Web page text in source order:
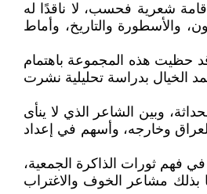
قُرئ بوصفه قامة شعرية فحسب، لا ناقدًا له
تقاطعات العقل والجنون، والأسطورة والتاريخ، وأماط
والحرقة معًا. وقد حظيت هذه المجموعة باهتمام
الخيال بدراسة تحليلية نشرت
وبين الشاعر الذي لا ينأى
وخارجه، وأسهم في إعداد
القضية الحسينية" (قم، 2022) يكشف عن بعد فكريّ عميق في فهم ثورات الذاكرة الجمعية،
بذلك مشاعر الخوف والاغتراب